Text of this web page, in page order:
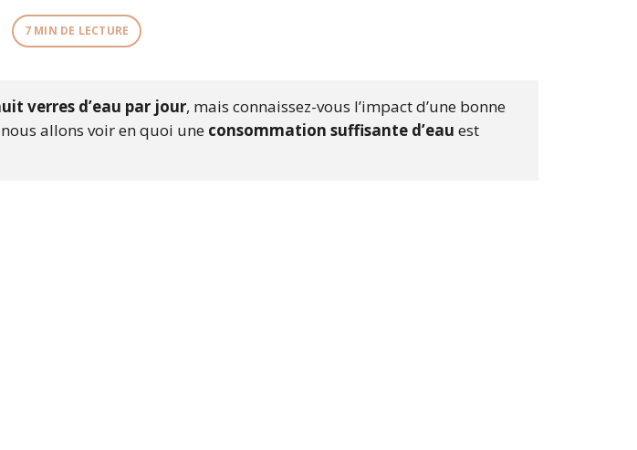
7 MIN DE LECTURE
verres d’eau par jour, mais connaissez-vous l’impact d’une bonne
allons voir en quoi une consommation suffisante d’eau est